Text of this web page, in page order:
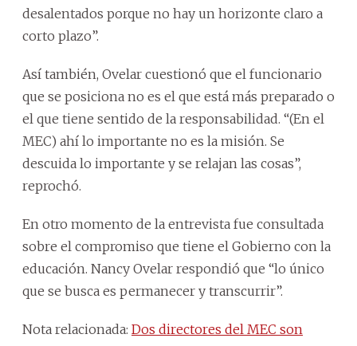
desalentados porque no hay un horizonte claro a
corto plazo”.
Así también, Ovelar cuestionó que el funcionario
que se posiciona no es el que está más preparado o
el que tiene sentido de la responsabilidad. “(En el
MEC) ahí lo importante no es la misión. Se
descuida lo importante y se relajan las cosas”,
reprochó.
En otro momento de la entrevista fue consultada
sobre el compromiso que tiene el Gobierno con la
educación. Nancy Ovelar respondió que “lo único
que se busca es permanecer y transcurrir”.
Nota relacionada: Dos directores del MEC son